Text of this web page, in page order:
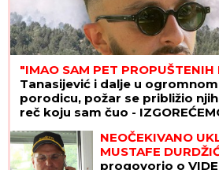
"IMAO SAM PET PROPUŠTENIH
Tanasijević i dalje u
porodicu, požar se približio
reč koju sam čuo -
NEOČEKIVANO
MUSTAFE
progovorio o